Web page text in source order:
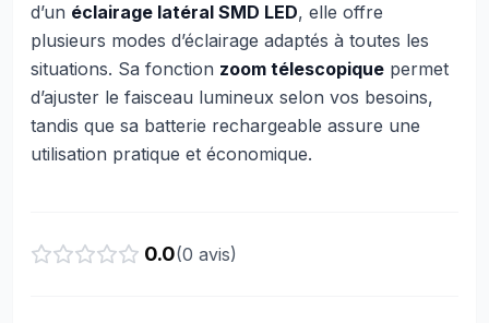
d’un éclairage latéral SMD LED, elle offre
plusieurs modes d’éclairage adaptés à toutes les
situations. Sa fonction zoom télescopique permet
d’ajuster le faisceau lumineux selon vos besoins,
tandis que sa batterie rechargeable assure une
utilisation pratique et économique.
0.0(0 avis)